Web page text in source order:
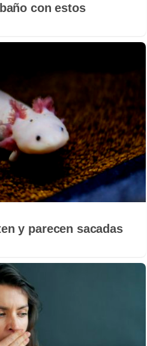
con estos
y parecen sacadas